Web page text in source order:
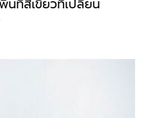
ที่สีเขียวที่เปลี่ยน